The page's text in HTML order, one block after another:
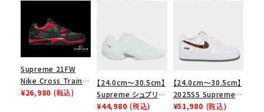
ース１スニーカー シ
ューズ ホワイト
Supreme 21FW
Nike Cross Trainer
Low ナイキクロスト
¥26,980 (税込)
【24.0cm～30.5cm】
Supreme シュプリー
ム 2023AW Nike
¥44,980 (税込)
【24.0cm～30.5cm】
2025SS Supreme
GOODENOUGH
¥51,980 (税込)